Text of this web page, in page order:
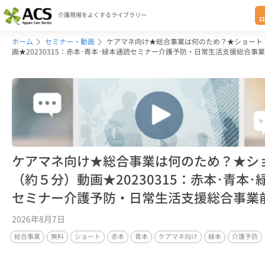
介護現場をよくするライブラリー
ホーム セミナー・動画
ケアマネ向け★総合事業は何のため？★ショート
画★20230315：赤本･青本･緑本通読セミナー介護予防・日常生活支援総合事
ケアマネ向け★総合事業は何のため？★シ
（約５分）動画★20230315：赤本･青本･
セミナー介護予防・日常生活支援総合事業
2026年8月7日
総合事業 無料 ショート 赤本 青本 ケアマネ向け 緑本 介護予防